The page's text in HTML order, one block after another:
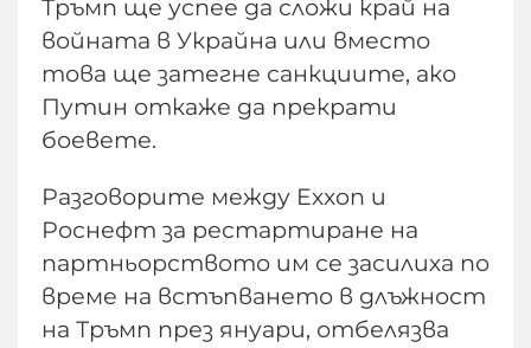
Тръмп ще успее да сложи край на
войната в Украйна или вместо
това ще затегне санкциите, ако
Путин откаже да прекрати
боевете.
Разговорите между Exxon и
Роснефт за рестартиране на
партньорството им се засилиха по
време на встъпването в длъжност
на Тръмп през януари, отбелязва